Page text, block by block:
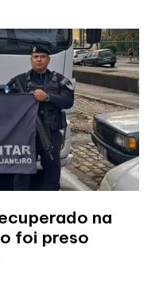
na
foi preso